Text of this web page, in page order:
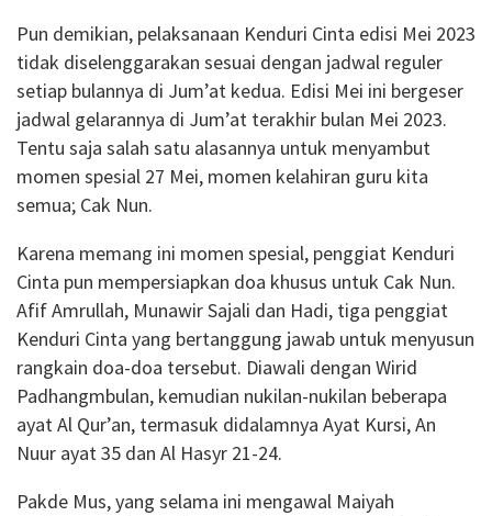
Pun demikian, pelaksanaan Kenduri Cinta edisi Mei 2023
tidak diselenggarakan sesuai dengan jadwal reguler
setiap bulannya di Jum’at kedua. Edisi Mei ini bergeser
jadwal gelarannya di Jum’at terakhir bulan Mei 2023.
Tentu saja salah satu alasannya untuk menyambut
momen spesial 27 Mei, momen kelahiran guru kita
semua; Cak Nun.
Karena memang ini momen spesial, penggiat Kenduri
Cinta pun mempersiapkan doa khusus untuk Cak Nun.
Afif Amrullah, Munawir Sajali dan Hadi, tiga penggiat
Kenduri Cinta yang bertanggung jawab untuk menyusun
rangkain doa-doa tersebut. Diawali dengan Wirid
Padhangmbulan, kemudian nukilan-nukilan beberapa
ayat Al Qur’an, termasuk didalamnya Ayat Kursi, An
Nuur ayat 35 dan Al Hasyr 21-24.
Pakde Mus, yang selama ini mengawal Maiyah